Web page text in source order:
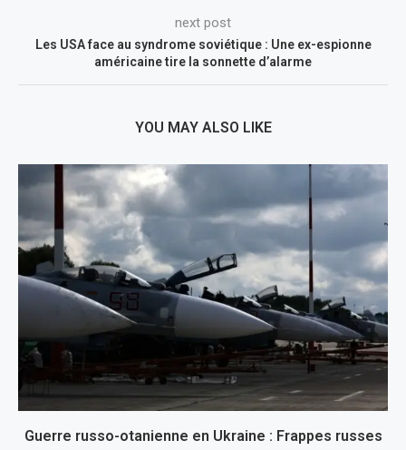
next post
Les USA face au syndrome soviétique : Une ex-espionne
américaine tire la sonnette d’alarme
YOU MAY ALSO LIKE
Guerre russo-otanienne en Ukraine : Frappes russes